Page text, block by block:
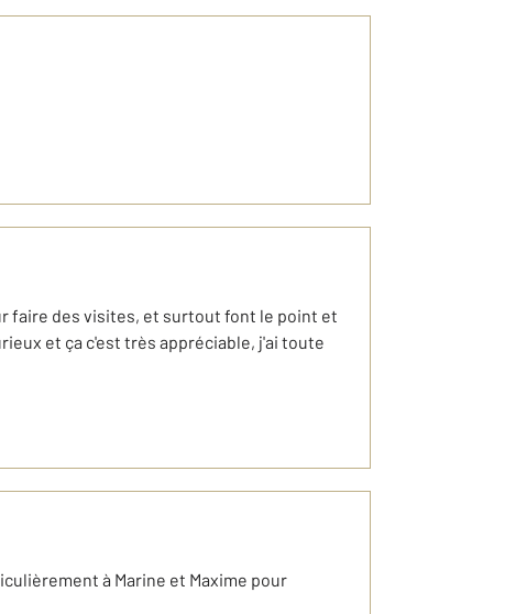
faire des visites, et surtout font le point et
et ça c'est très appréciable, j'ai toute
à Marine et Maxime pour